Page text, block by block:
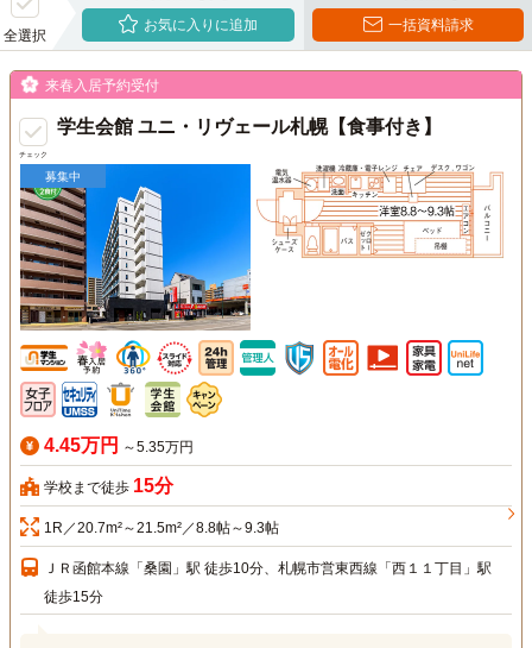
全選択
お気に入りに追加 一括資料請求
チェック
来春入居予約受付
学生会館 ユニ・リヴェール札幌【食事付き】
募集中
4.45万円 ～5.35万円
学校まで徒歩 15分
1R／20.7m²～21.5m²／8.8帖～9.3帖
ＪＲ函館本線「桑園」駅 徒歩10分、札幌市営東西線「西１１丁目」駅
徒歩15分